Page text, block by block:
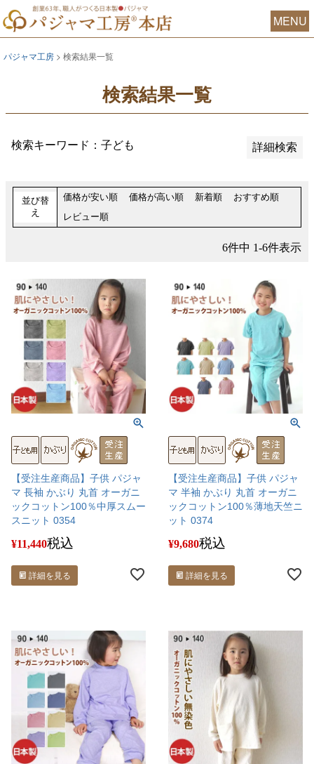
MENU
パジャマ工房 検索結果一覧
検索結果一覧
検索キーワード：子ども 詳細検索
おすすめ順
レビュー順
検索
並び替
え
価格が安い順 価格が高い順 新着順
おすすめ順
レビュー順
6件中 1-6件表示
【受注生産商品】子供 パジャ
マ 長袖 かぶり 丸首 オーガニ
ックコットン100％中厚スムー
スニット 0354
¥11,440税込
詳細を見る
【受注生産商品】子供 パジャ
マ 半袖 かぶり 丸首 オーガニ
ックコットン100％薄地天竺ニ
ット 0374
¥9,680税込
詳細を見る